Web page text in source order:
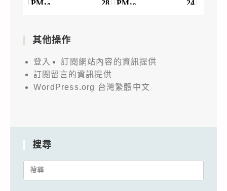
其他操作
登入
訂閱網站內容的資訊提供
訂閱留言的資訊提供
WordPress.org 台灣繁體中文
搜尋
Search